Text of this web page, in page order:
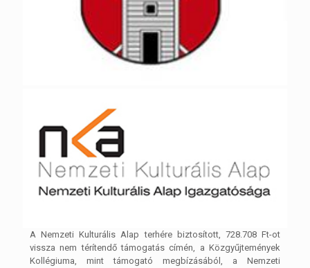
A Nemzeti Kulturális Alap terhére biztosított, 728.708 Ft-ot
vissza nem térítendő támogatás címén, a Közgyűjtemények
Kollégiuma, mint támogató megbízásából, a Nemzeti